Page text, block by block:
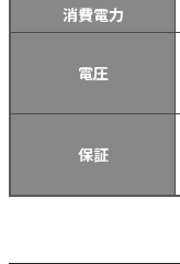
消費電力
電圧
保証